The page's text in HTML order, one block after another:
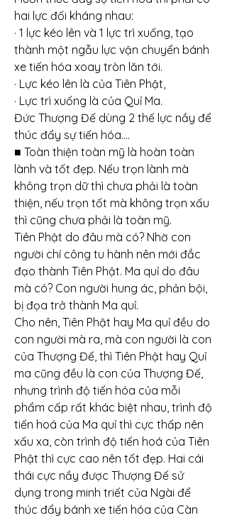
hai lực đối kháng nhau:
· 1 lực kéo lên và 1 lực trì xuống, tạo
thành một ngẫu lực vận chuyển bánh
xe tiến hóa xoay tròn lăn tới.
· Lực kéo lên là của Tiên Phật,
· Lực trì xuống là của Quỉ Ma.
Đức Thượng Đế dùng 2 thế lực nầy để
thúc đẩy sự tiến hóa....
■ Toàn thiện toàn mỹ là hoàn toàn
lành và tốt đẹp. Nếu trọn lành mà
không trọn dữ thì chưa phải là toàn
thiện, nếu trọn tốt mà không trọn xấu
thì cũng chưa phải là toàn mỹ.
Tiên Phật do đâu mà có? Nhờ con
người chí công tu hành nên mới đắc
đạo thành Tiên Phật. Ma quỉ do đâu
mà có? Con người hung ác, phản bội,
bị đọa trở thành Ma quỉ.
Cho nên, Tiên Phật hay Ma quỉ đều do
con người mà ra, mà con người là con
của Thượng Đế, thì Tiên Phật hay Quỉ
ma cũng đều là con của Thượng Đế,
nhưng trình độ tiến hóa của mỗi
phẩm cấp rất khác biệt nhau, trình độ
tiến hoá của Ma quỉ thì cực thấp nên
xấu xa, còn trình độ tiến hoá của Tiên
Phật thì cực cao nên tốt đẹp. Hai cái
thái cực nầy được Thượng Đế sử
dụng trong minh triết của Ngài để
thúc đẩy bánh xe tiến hóa của Càn